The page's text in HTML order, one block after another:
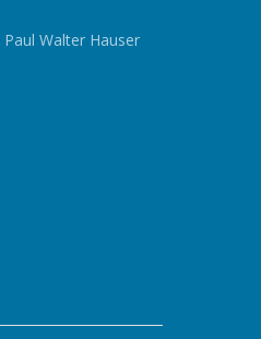
Paul Walter Hauser